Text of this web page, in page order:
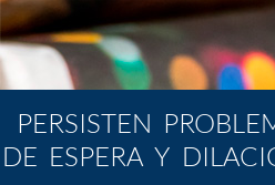
PERSISTEN
DE ESPERA Y